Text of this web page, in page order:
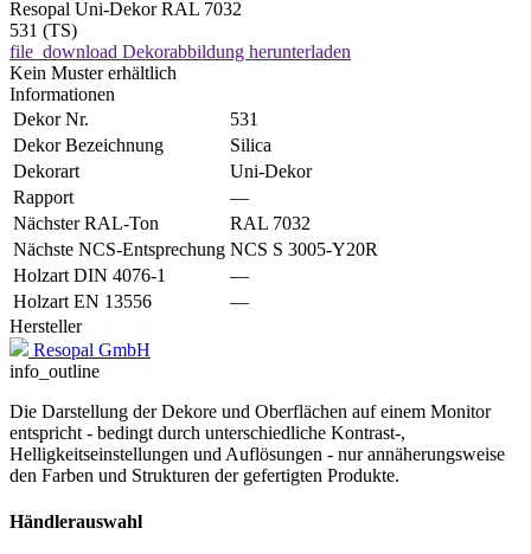
Resopal Uni-Dekor RAL 7032
531 (TS)
file_download Dekorabbildung herunterladen
Kein Muster erhältlich
Informationen
Dekor Nr.
531
Dekor Bezeichnung
Silica
Dekorart
Uni-Dekor
Rapport
—
Nächster RAL-Ton
RAL 7032
Nächste NCS-Entsprechung NCS S 3005-Y20R
Holzart DIN 4076-1
—
Holzart EN 13556
—
Hersteller
Resopal GmbH
info_outline
Die Darstellung der Dekore und Oberflächen auf einem Monitor
entspricht - bedingt durch unterschiedliche Kontrast-,
Helligkeitseinstellungen und Auflösungen - nur annäherungsweise
den Farben und Strukturen der gefertigten Produkte.
Händlerauswahl